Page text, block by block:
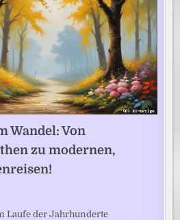
Wandel: Von
zu modernen,
Laufe der Jahrhunderte